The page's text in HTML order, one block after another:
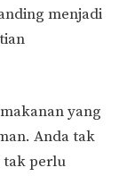
menjadi
yang
Anda tak
tak perlu